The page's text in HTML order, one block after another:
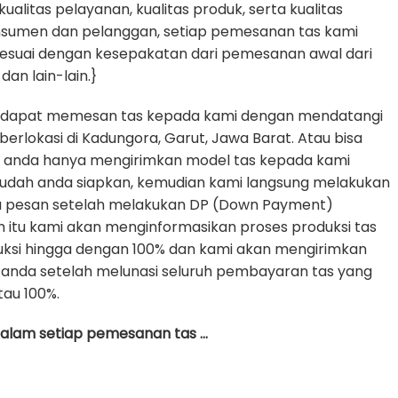
pelayanan, kualitas produk, serta kualitas
dan pelanggan, setiap pemesanan tas kami
dengan kesepakatan dari pemesanan awal dari
lain-lain.}
memesan tas kepada kami dengan mendatangi
di Kadungora, Garut, Jawa Barat. Atau bisa
hanya mengirimkan model tas kepada kami
anda siapkan, kemudian kami langsung melakukan
setelah melakukan DP (Down Payment)
itu kami akan menginformasikan proses produksi tas
hingga dengan 100% dan kami akan mengirimkan
setelah melunasi seluruh pembayaran tas yang
100%.
setiap pemesanan tas …